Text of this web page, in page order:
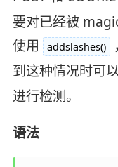
要对已经被
使用
addslashes()
到这种情况时可
进行检测。
语法